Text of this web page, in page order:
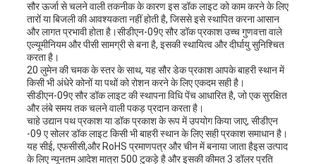
सौर ऊर्जा से चलने वाली तकनीक के कारण इस डॉक लाइट को काम करने के लिए
तारों या बिजली की आवश्यकता नहीं होती है, जिससे इसे स्थापित करना आसान
और लागत प्रभावी होता है।सीडीएन-09ए सौर डॉक प्रकाश उच्च गुणवत्ता वाले
एल्यूमीनियम और पीसी सामग्री से बना है, इसकी स्थायित्व और दीर्घायु सुनिश्चित
करता है।
20 लुमेन की चमक के स्तर के साथ, यह सौर डेक प्रकाश आपके बाहरी स्थान में
किसी भी अंधेरे कोनों या पथों को रोशन करने के लिए एकदम सही है।
सीडीएन-09ए सौर डॉक लाइट की स्थापना विधि पेंच आधारित है, जो एक सुरक्षित
और लंबे समय तक चलने वाली पकड़ प्रदान करता है।
चाहे उद्यान पथ प्रकाश या डॉक प्रकाश के रूप में उपयोग किया जाए, सीडीएन
-09 ए सोलर डॉक लाइट किसी भी बाहरी स्थान के लिए सही प्रकाश समाधान है।
यह सीई, एफसीसी,और RoHS प्रमाणपत्र और चीन में बनाया जाता हैइस उत्पाद
के लिए न्यूनतम आदेश मात्रा 500 टुकड़े है और इसकी कीमत 3 डॉलर प्रति